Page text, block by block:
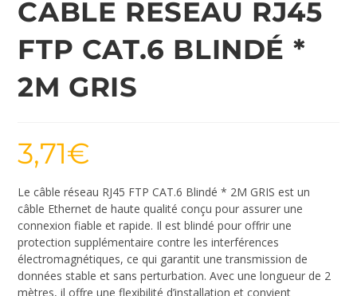
CABLE RESEAU RJ45
FTP CAT.6 BLINDÉ *
2M GRIS
3,71€
Le câble réseau RJ45 FTP CAT.6 Blindé * 2M GRIS est un
câble Ethernet de haute qualité conçu pour assurer une
connexion fiable et rapide. Il est blindé pour offrir une
protection supplémentaire contre les interférences
électromagnétiques, ce qui garantit une transmission de
données stable et sans perturbation. Avec une longueur de 2
mètres, il offre une flexibilité d’installation et convient